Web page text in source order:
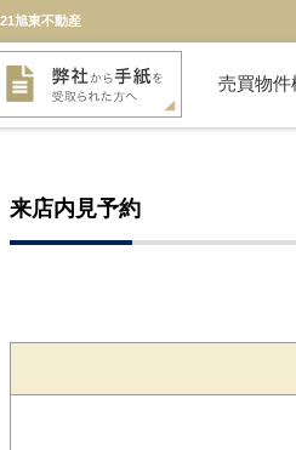
旭東不動産
売買物件
来店内見予約